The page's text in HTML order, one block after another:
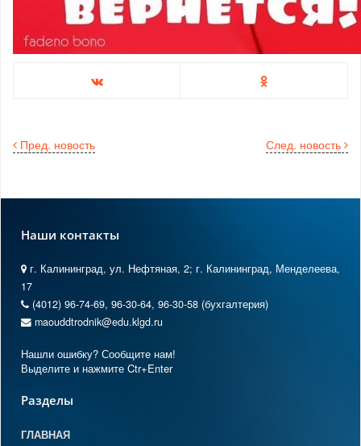
След. новость
Пред. новость
Наши контакты
г. Калининград, ул. Нефтяная, 2; г. Калининград, Менделеева,
17
(4012) 96-74-69, 96-30-64, 96-30-58 (бухгалтерия)
maouddtrodnik@edu.klgd.ru
Нашли ошибку? Сообщите нам!
Выделите и нажмите Ctr+Enter
Разделы
ГЛАВНАЯ